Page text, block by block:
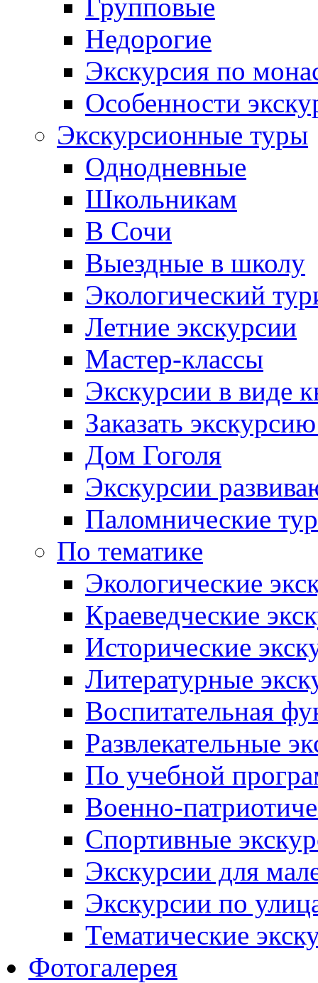
Групповые
Недорогие
Экскурсия по
Особенности
Экскурсионные туры
Однодневные
Школьникам
В Сочи
Выездные в школу
Экологический
Летние экскурсии
Мастер-классы
Экскурсии в виде
Заказать
Дом Гоголя
Экскурсии
Паломнические
По тематике
Экологические
Краеведческие
Исторические
Литературные
Воспитательная
Развлекательные
По учебной
Военно-
Спортивные
Экскурсии для
Экскурсии по
Тематические
Фотогалерея